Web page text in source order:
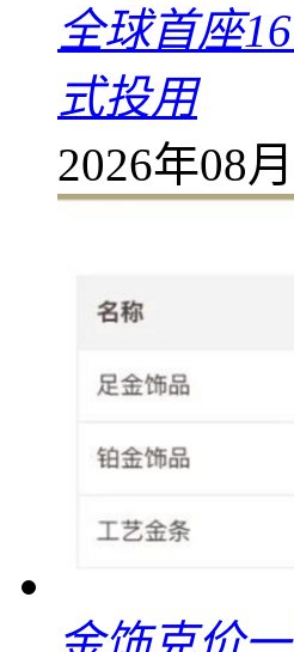
全球首座
式投用
2026年08